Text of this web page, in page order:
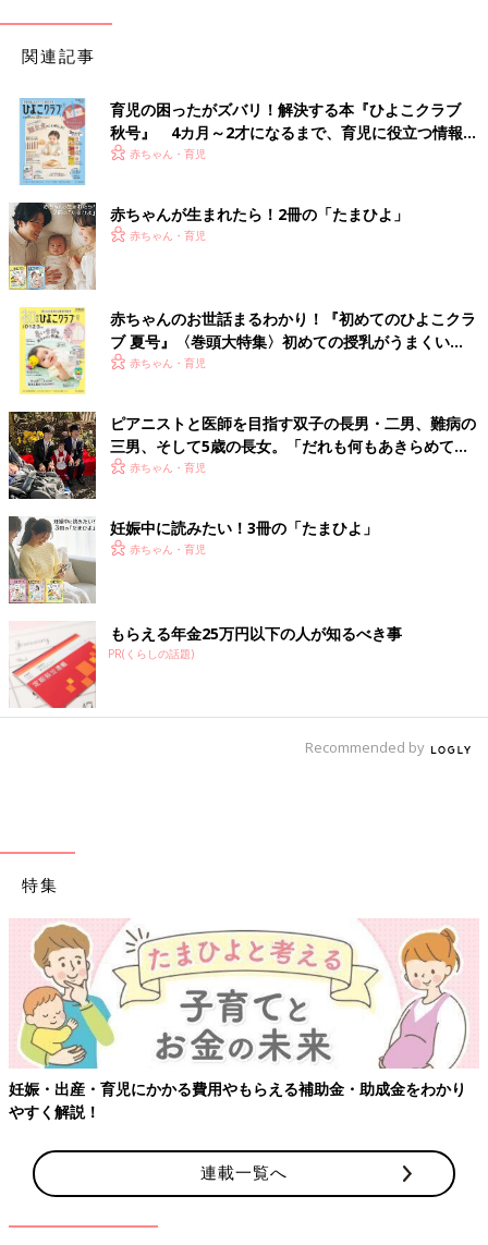
関連記事
育児の困ったがズバリ！解決する本『ひよこクラブ
秋号』 4カ月～2才になるまで、育児に役立つ情報が
いっぱい！
赤ちゃん・育児
赤ちゃんが生まれたら！2冊の「たまひよ」
赤ちゃん・育児
赤ちゃんのお世話まるわかり！『初めてのひよこクラ
ブ 夏号』〈巻頭大特集〉初めての授乳がうまくい
く！ おっぱい・ミルクの基本と夏のトラブル 解決テ
赤ちゃん・育児
ピアニストと医師を目指す双子の長男・二男、難病の
三男、そして5歳の長女。「だれも何もあきらめてほ
しくない」母の思い
赤ちゃん・育児
妊娠中に読みたい！3冊の「たまひよ」
赤ちゃん・育児
もらえる年金25万円以下の人が知るべき事
PR(くらしの話題)
Recommended by
特集
助金・助成金をわかり
【ワクチン接種できるものも】妊婦の感
連載一覧へ